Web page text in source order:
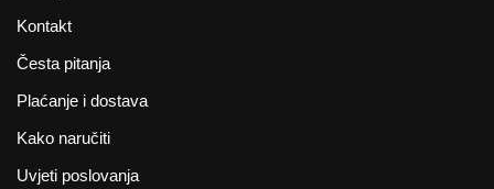
Kontakt
Česta pitanja
Plaćanje i dostava
Kako naručiti
Uvjeti poslovanja